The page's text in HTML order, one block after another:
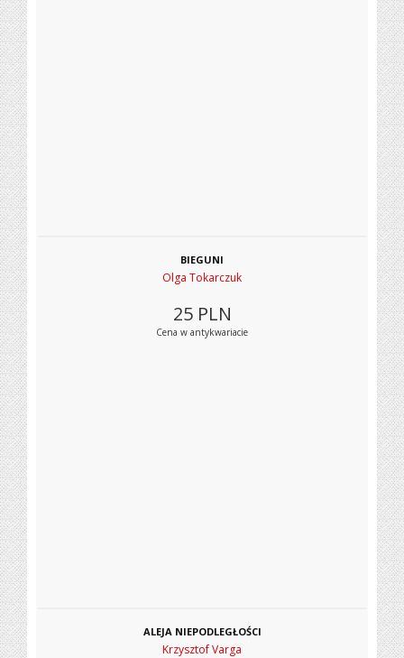
BIEGUNI
Olga Tokarczuk
25 PLN
Cena w antykwariacie
ALEJA NIEPODLEGŁOŚCI
Krzysztof Varga